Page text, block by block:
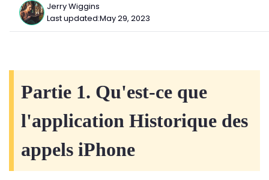
Jerry Wiggins
Last updated:May 29, 2023
Partie 1. Qu'est-ce que
l'application Historique des
appels iPhone